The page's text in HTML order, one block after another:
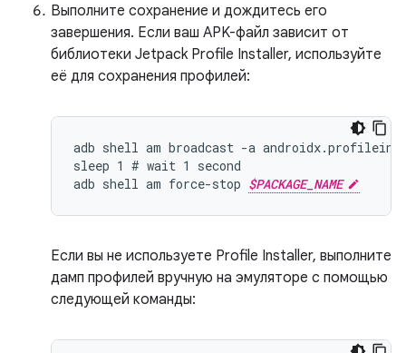
Выполните сохранение и дождитесь его
завершения. Если ваш APK-файл зависит от
библиотеки Jetpack Profile Installer, используйте
её для сохранения профилей:
adb shell am broadcast -a
sleep 1 # wait 1 second
adb shell am force-stop $PACKAGE_NAME
Если вы не используете Profile Installer, выполните
дамп профилей вручную на эмуляторе с помощью
следующей команды: